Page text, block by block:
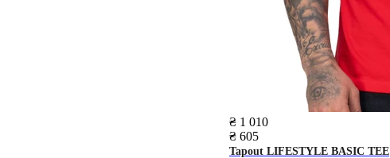
₴ 1 010
₴ 605
Tapout LIFESTYLE BASIC TEE